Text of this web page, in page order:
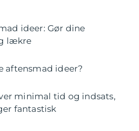
ideer: Gør dine
lækre
aftensmad ideer?
minimal tid og indsats,
fantastisk